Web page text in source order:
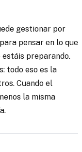
gestionar por
pensar en lo que
estáis preparando.
todo eso es la
Cuando el
la misma